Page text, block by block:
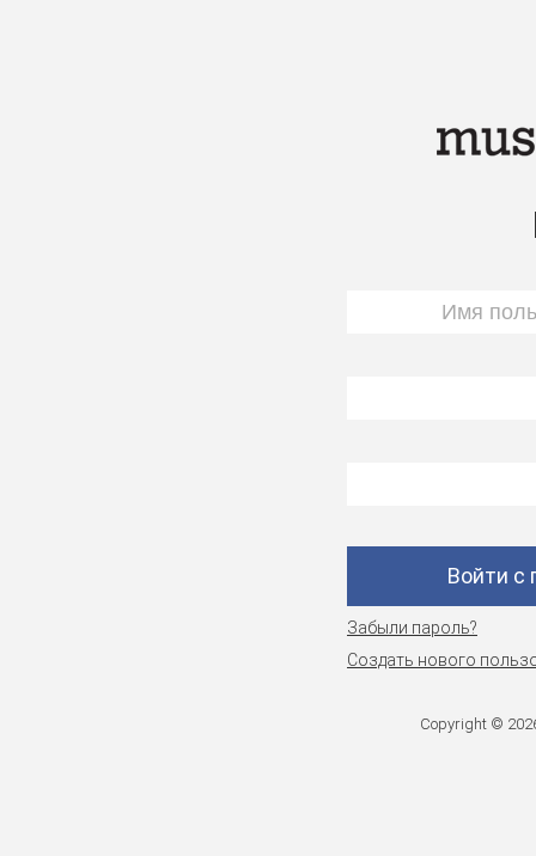
Войти с
Забыли пароль?
Создать нового
Copyright ©